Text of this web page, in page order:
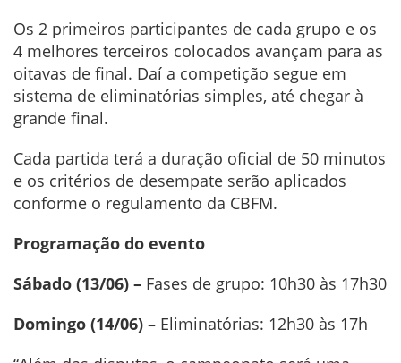
Os 2 primeiros participantes de cada grupo e os
4 melhores terceiros colocados avançam para as
oitavas de final. Daí a competição segue em
sistema de eliminatórias simples, até chegar à
grande final.
Cada partida terá a duração oficial de 50 minutos
e os critérios de desempate serão aplicados
conforme o regulamento da CBFM.
Programação do evento
Sábado (13/06) – Fases de grupo: 10h30 às 17h30
Domingo (14/06) – Eliminatórias: 12h30 às 17h